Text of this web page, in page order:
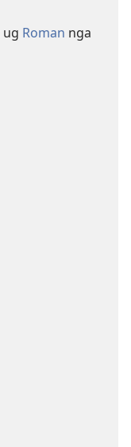
ug Roman nga